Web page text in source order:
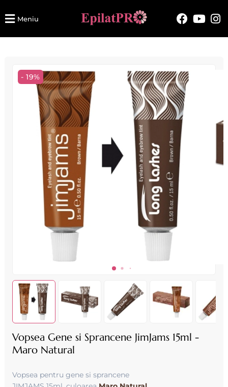
Meniu
- 19%
Vopsea Gene si Sprancene JimJams 15ml -
Maro Natural
Vopsea pentru gene si sprancene